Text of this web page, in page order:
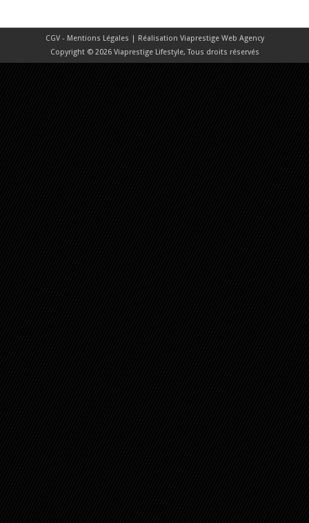
CGV - Mentions Légales | Réalisation Viaprestige Web Agency
Copyright © 2026 Viaprestige Lifestyle, Tous droits réservés